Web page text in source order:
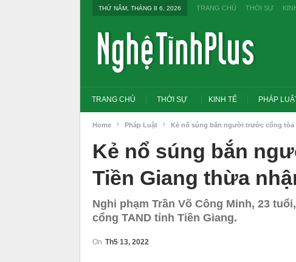
THỨ NĂM, THÁNG 8 6, 2026 TRANG CHỦ THỜI SỰ
TRANG CHỦ THỜI SỰ KINH TẾ PHÁP
Home Pháp Luật Kẻ nổ súng bắn người trước cổng tòa
Kẻ nổ súng bắn
Tiền Giang thừa
Nghi phạm Trần Võ Công Minh, 23
cổng TAND tỉnh Tiền Giang.
On Th5 13, 2022